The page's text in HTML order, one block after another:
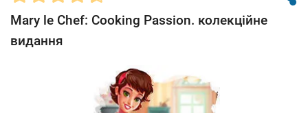
Mary le Chef: Cooking Passion. колекційне
видання